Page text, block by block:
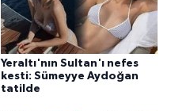
Yeraltı'nın Sultan'ı nefes
kesti: Sümeyye Aydoğan
tatilde